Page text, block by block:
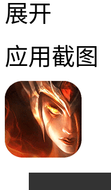
展开
应用截图